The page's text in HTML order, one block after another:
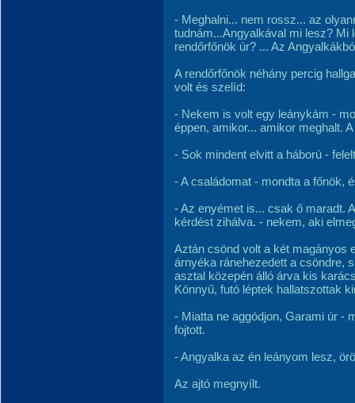
- Meghalni... nem rossz... az
tudnám...Angyalkával mi lesz? Mi
rendőrfőnök úr? ... Az
A rendőrfőnök néhány percig
volt és szelíd:
- Nekem is volt egy leánykám -
éppen, amikor... amikor meghalt.
- Sok mindent elvitt a háború -
- A családomat - mondta a főnök,
- Az enyémet is... csak ő maradt.
kérdést zihálva. - nekem, aki
Aztán csönd volt a két magányos
árnyéka ránehezedett a csöndre,
asztal közepén álló árva kis
Könnyű, futó léptek hallatszottak
- Miatta ne aggódjon, Garami úr -
fojtott.
- Angyalka az én leányom lesz,
Az ajtó megnyílt.